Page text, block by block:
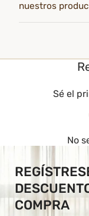
nuestros
Sé el
No
COMPRA